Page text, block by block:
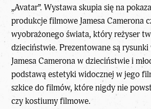
„Avatar”. Wystawa skupia się na
produkcje filmowe Jamesa Camerona
wyobrażonego świata, który reżyser
dzieciństwie. Prezentowane są
Jamesa Camerona w dzieciństwie i
podstawą estetyki widocznej w jego
szkice do filmów, które nigdy nie
czy kostiumy filmowe.